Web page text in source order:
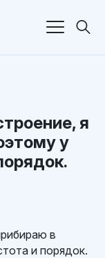
я
у
в
и порядок.